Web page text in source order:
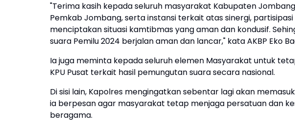
"Terima kasih kepada seluruh masyarakat Kabupaten
Pemkab Jombang, serta instansi terkait atas sinergi,
menciptakan situasi kamtibmas yang aman dan kondusif.
suara Pemilu 2024 berjalan aman dan lancar," kata AKBP Eko
Ia juga meminta kepada seluruh elemen Masyarakat untuk
KPU Pusat terkait hasil pemungutan suara secara nasional.
Di sisi lain, Kapolres mengingatkan sebentar lagi akan
ia berpesan agar masyarakat tetap menjaga persatuan dan
beragama.